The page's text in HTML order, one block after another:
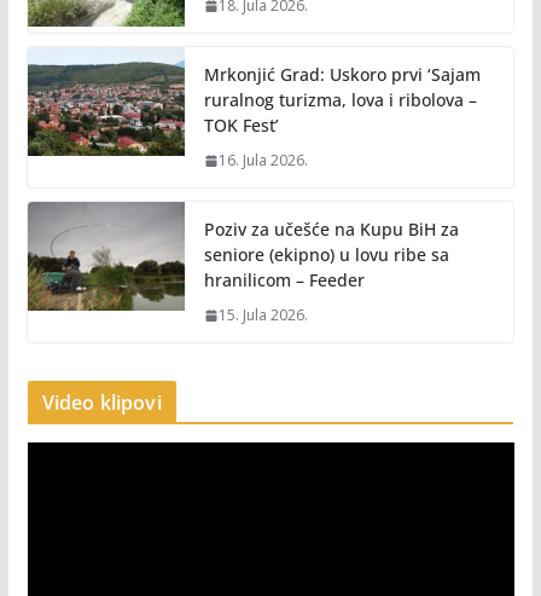
18. Jula 2026.
Mrkonjić Grad: Uskoro prvi ‘Sajam
ruralnog turizma, lova i ribolova –
TOK Fest’
16. Jula 2026.
Poziv za učešće na Kupu BiH za
seniore (ekipno) u lovu ribe sa
hranilicom – Feeder
15. Jula 2026.
Video klipovi